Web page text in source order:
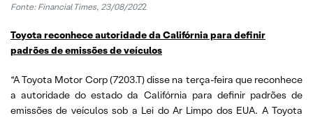
Fonte: Financial Times, 23/08/2022
Toyota reconhece autoridade da Califórnia para definir
padrões de emissões de veículos
“A Toyota Motor Corp (7203.T) disse na terça-feira que reconhece
a autoridade do estado da Califórnia para definir padrões de
emissões de veículos sob a Lei do Ar Limpo dos EUA. A Toyota